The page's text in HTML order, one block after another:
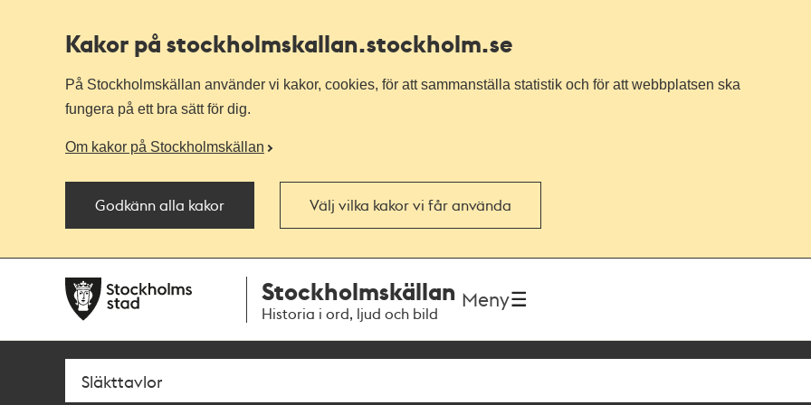
Kakor på stockholmskallan.stockholm.se
På Stockholmskällan använder vi kakor, cookies, för att sammanställa statistik och för att webbplatsen ska
fungera på ett bra sätt för dig.
Om kakor på Stockholmskällan
Godkänn alla kakor Välj vilka kakor vi får använda
navigationen
huvudinnehållet
Stockholmskällan
Historia i ord, ljud och bild
Meny
Sök